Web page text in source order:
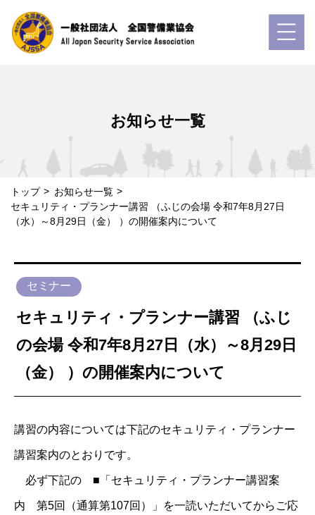
お知らせ一覧
トップ
お知らせ一覧
セキュリティ・プランナー講習 （ふじの会場 令和7年8月27日
（水）～8月29日（金） ）の開催案内について
セミナー
セキュリティ・プランナー講習 （ふじ
の会場 令和7年8月27日（水）～8月29日
（金） ）の開催案内について
講習の内容については下記のセキュリティ・プランナー
講習案内のとおりです。
必ず下記の ■「セキュリティ・プランナー講習案
内 第5回（通算第107回）」を一読いただいてからご応